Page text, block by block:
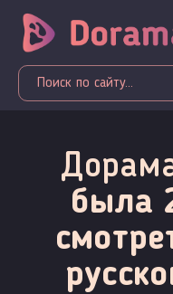
была